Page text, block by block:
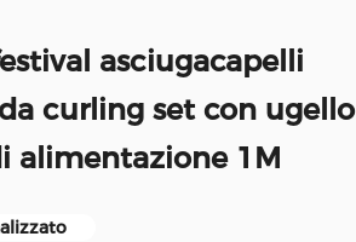
asciugacapelli
curling set con ugello
alimentazione 1M